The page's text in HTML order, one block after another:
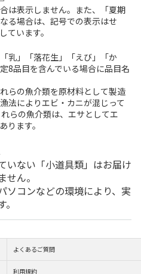
は表示しません。また、「夏期
る場合は、記号での表示はせ
ています。
乳」「落花生」「えび」「か
8品目を含んでいる場合に品目名
らの魚介類を原材料として製造
法によりエビ・カニが混じって
らの魚介類は、エサとしてエ
ります。
いない「小道具類」はお届け
ん。
ソコンなどの環境により、実
よくあるご質問
利用規約